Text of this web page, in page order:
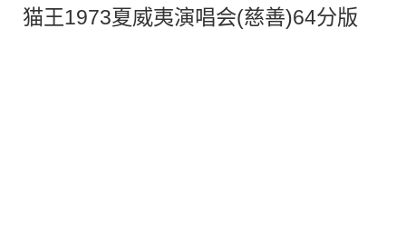
猫王1973夏威夷演唱会(慈善)64分版